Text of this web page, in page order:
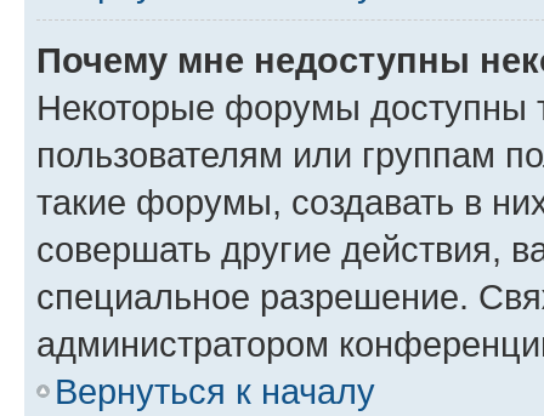
Почему мне недоступны
Некоторые форумы доступны
пользователям или группам
такие форумы, создавать в
совершать другие действия,
специальное разрешение.
администратором
Вернуться к началу